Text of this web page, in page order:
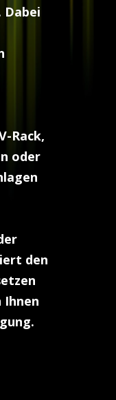
Dabei
Rack,
oder
den
Ihnen